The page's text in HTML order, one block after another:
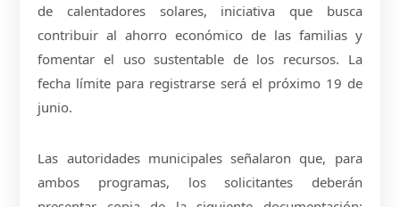
de calentadores solares, iniciativa que busca
contribuir al ahorro económico de las familias y
fomentar el uso sustentable de los recursos. La
fecha límite para registrarse será el próximo 19 de
junio.
Las autoridades municipales señalaron que, para
ambos programas, los solicitantes deberán